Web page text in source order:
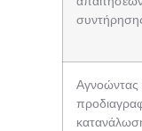
Αγνοώντας